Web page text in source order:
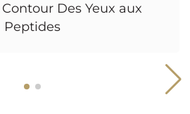
Des Yeux aux
Peptides